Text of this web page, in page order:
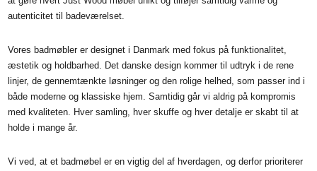
autenticitet til badeværelset.
Vores badmøbler er designet i Danmark med fokus på funktionalitet,
æstetik og holdbarhed. Det danske design kommer til udtryk i de rene
linjer, de gennemtænkte løsninger og den rolige helhed, som passer ind i
både moderne og klassiske hjem. Samtidig går vi aldrig på kompromis
med kvaliteten. Hver samling, hver skuffe og hver detalje er skabt til at
holde i mange år.
Vi ved, at et badmøbel er en vigtig del af hverdagen, og derfor prioriterer